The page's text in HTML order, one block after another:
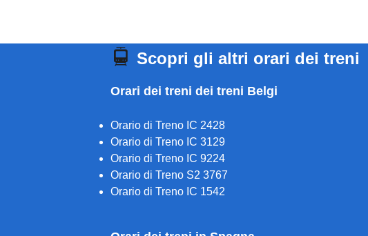
Scopri gli altri orari dei treni
Orari dei treni dei treni Belgi
Orario di Treno IC 2428
Orario di Treno IC 3129
Orario di Treno IC 9224
Orario di Treno S2 3767
Orario di Treno IC 1542